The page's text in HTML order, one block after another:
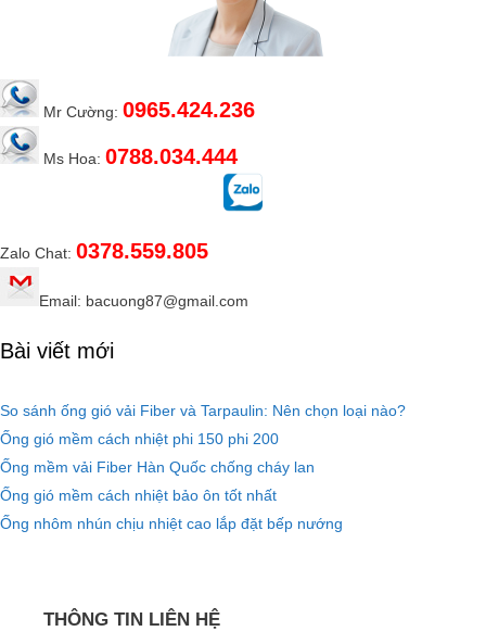
Mr Cường: 0965.424.236
Ms Hoa: 0788.034.444
Zalo Chat: 0378.559.805
Email: bacuong87@gmail.com
Bài viết mới
So sánh ống gió vải Fiber và Tarpaulin: Nên chọn loại nào?
Ống gió mềm cách nhiệt phi 150 phi 200
Ống mềm vải Fiber Hàn Quốc chống cháy lan
Ống gió mềm cách nhiệt bảo ôn tốt nhất
Ống nhôm nhún chịu nhiệt cao lắp đặt bếp nướng
THÔNG TIN LIÊN HỆ